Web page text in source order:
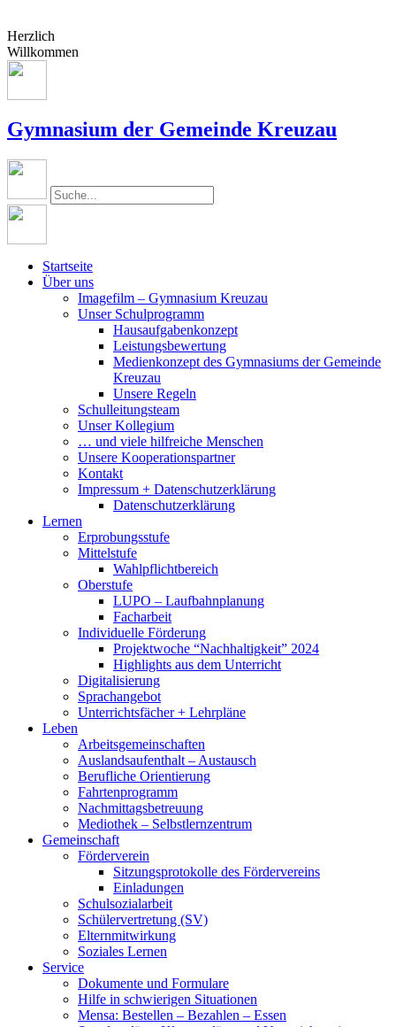
Herzlich
Willkommen
Gymnasium der Gemeinde Kreuzau
Startseite
Über uns
Imagefilm – Gymnasium Kreuzau
Unser Schulprogramm
Hausaufgabenkonzept
Leistungsbewertung
Medienkonzept des Gymnasiums der Gemeinde
Kreuzau
Unsere Regeln
Schulleitungsteam
Unser Kollegium
… und viele hilfreiche Menschen
Unsere Kooperationspartner
Kontakt
Impressum + Datenschutzerklärung
Datenschutzerklärung
Lernen
Erprobungsstufe
Mittelstufe
Wahlpflichtbereich
Oberstufe
LUPO – Laufbahnplanung
Facharbeit
Individuelle Förderung
Projektwoche “Nachhaltigkeit” 2024
Highlights aus dem Unterricht
Digitalisierung
Sprachangebot
Unterrichtsfächer + Lehrpläne
Leben
Arbeitsgemeinschaften
Auslandsaufenthalt – Austausch
Berufliche Orientierung
Fahrtenprogramm
Nachmittagsbetreuung
Mediothek – Selbstlernzentrum
Gemeinschaft
Förderverein
Sitzungsprotokolle des Fördervereins
Einladungen
Schulsozialarbeit
Schülervertretung (SV)
Elternmitwirkung
Soziales Lernen
Service
Dokumente und Formulare
Hilfe in schwierigen Situationen
Mensa: Bestellen – Bezahlen – Essen